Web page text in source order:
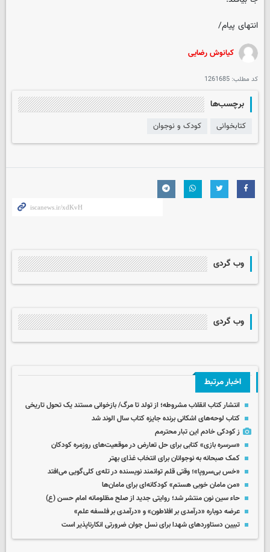
انتهای پیام/
کیانوش رضایی
کد مطلب: 1261685
برچسب‌ها
کتابخوانی کودک و نوجوان
وب گردی
وب گردی
اخبار مرتبط
انتشار کتاب انقلاب مشروطه؛ از تولد تا مرگ/ بازخوانی مستند یک تحول تاریخی
کتاب لوحه‌های اشکانی برنده جایزه کتاب سال الوند شد
ز کودکی خادم این تبار محترمم
«سرسره بازی» کتابی برای حل تعارض در موقعیت‌های روزمره کودکان
کمک صبحانه به نوجوانان برای انتخاب غذای بهتر
«خس بی‌سروپا»؛ وقتی قلم توانمند نویسنده در تله‌ی کلی‌گویی می‌افتد
«من مامان خوبی هستم» کودکانه‌ای برای مامان‌ها
حاء سین نون منتشر شد؛ روایتی جدید از صلح مظلومانه امام حسن (ع)
عرضه دوباره «درآمدی بر افلاطون» و «درآمدی بر فلسفه علم»
تبیین دستاوردهای شهدا برای نسل جوان ضرورتی انکارناپذیر است